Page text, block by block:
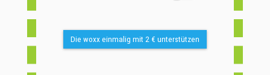
Die woxx einmalig mit 2 € unterstützen